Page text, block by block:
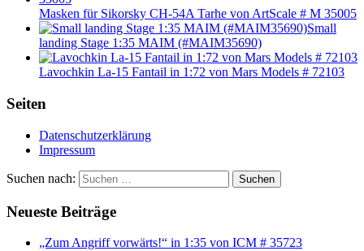
Masken für Sikorsky CH-54A Tarhe von ArtScale # M 35005
Small
landing Stage 1:35 MAIM (#MAIM35690)
Lavochkin La-15 Fantail in 1:72 von Mars Models # 72103
Seiten
Datenschutzerklärung
Impressum
Suchen nach: Suchen
Neueste Beiträge
„Zum Angriff vorwärts!“ in 1:35 von ICM # 35723